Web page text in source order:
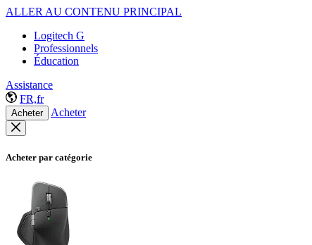
ALLER AU CONTENU PRINCIPAL
Logitech G
Professionnels
Éducation
Assistance
FR,fr
Acheter Acheter
Acheter par catégorie